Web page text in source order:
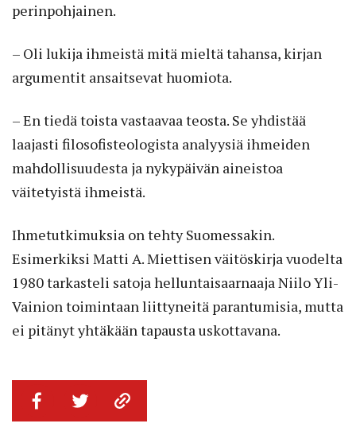
perinpohjainen.
– Oli lukija ihmeistä mitä mieltä tahansa, kirjan
argumentit ansaitsevat huomiota.
– En tiedä toista vastaavaa teosta. Se yhdistää
laajasti filosofisteologista analyysiä ihmeiden
mahdollisuudesta ja nykypäivän aineistoa
väitetyistä ihmeistä.
Ihmetutkimuksia on tehty Suomessakin.
Esimerkiksi Matti A. Miettisen väitöskirja vuodelta
1980 tarkasteli satoja helluntaisaarnaaja Niilo Yli-
Vainion toimintaan liittyneitä parantumisia, mutta
ei pitänyt yhtäkään tapausta uskottavana.